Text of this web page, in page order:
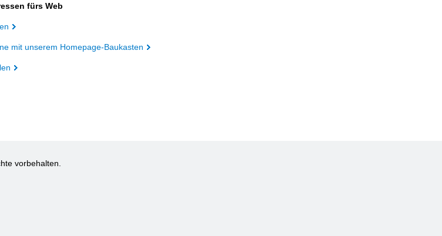
fürs Web
mit unserem Homepage-Baukasten
vorbehalten.